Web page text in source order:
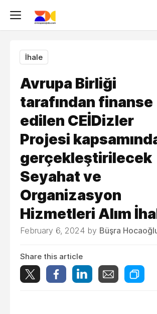
İhale
Avrupa Birliği
tarafından finanse
edilen CEİDizler
Projesi
gerçekleştirilecek
Seyahat ve
Organizasyon
Hizmetleri Alım
February 6, 2024 by Büşra
Share this article